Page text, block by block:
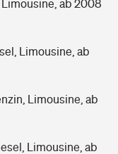
Limousine, ab 2008
Limousine, ab
Limousine, ab
Limousine, ab